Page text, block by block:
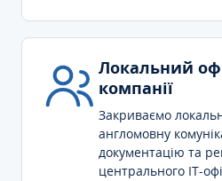
Локальний
компанії
Закриваємо
англомовну
документацію та
центрального IT-